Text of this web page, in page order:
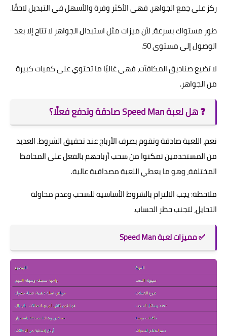
ركز على جمع الجواهر، فهي الأكثر وفرة والأسهل في التبديل لاحقًا.
طور مستواك بسرعة، لأن ميزات مثل استبدال الجواهر لا تتاح إلا بعد
الوصول إلى مستوى 50.
لا تضيع صناديق المكافآت، فهي غالبًا ما تحتوي على كميات كبيرة
من الجواهر.
❓ هل لعبة Speed Man صادقة وتدفع فعلًا؟
نعم، اللعبة صادقة وتقوم بصرف الأرباح عند تحقيق الشروط. العديد
من المستخدمين تمكنوا من سحب أرباحهم بالفعل على المحافظ
المختلفة، وهو ما يعطي اللعبة مصداقية عالية.
ملاحظة: يجب الالتزام بالشروط الأساسية للسحب وعدم محاولة
التحايل، لتجنب حظر الحساب.
✅مميزات لعبة Speed Man